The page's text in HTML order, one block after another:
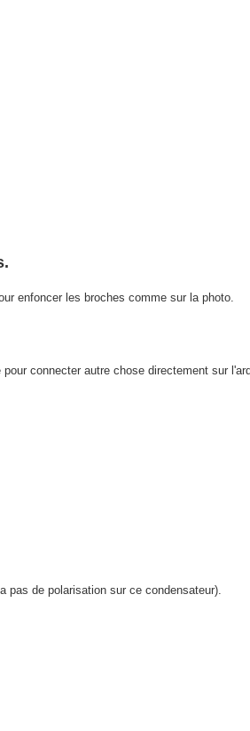
enfoncer les broches comme sur la photo.
connecter autre chose directement sur
de polarisation sur ce condensateur).